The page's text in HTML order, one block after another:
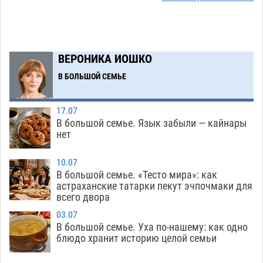
08.08 338
10:51
Фаворитская ноша: астраханские
гандболисты крупно проиграли пермякам
09:00
Лидеры чеченской диаспоры в Астрахани
осудили выходку молодого лихача с улицы
Никольской
18:00
Завтра астраханцы проведут день в режиме
экстремальной температурной нагрузки
17:09
Астраханский котлован с мусором угрожает
плодородию Харабалинского района
ВЕРОНИКА ИОШКО
В БОЛЬШОЙ СЕМЬЕ
17.07
В большой семье. Язык забыли — кайнары
нет
10.07
В большой семье. «Тесто мира»: как
астраханские татарки пекут эчпочмаки для
всего двора
03.07
В большой семье. Уха по-нашему: как одно
блюдо хранит историю целой семьи